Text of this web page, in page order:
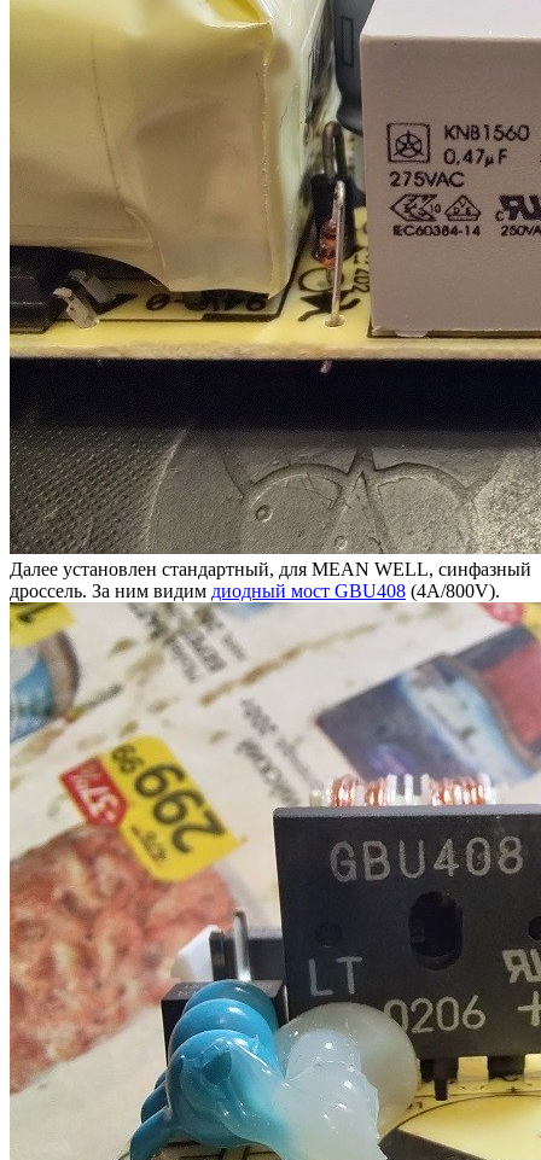
Далее установлен стандартный, для MEAN WELL, синфазный
дроссель. За ним видим диодный мост GBU408 (4A/800V).